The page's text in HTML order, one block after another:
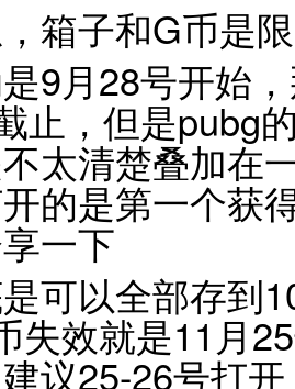
箱子和G币是
9月28号开始
止，但是pubg
太清楚叠加在
的是第一个获
一下
可以全部存到
失效就是11月
议25-26号打开